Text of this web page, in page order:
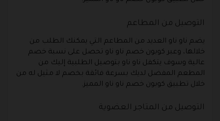
التوصيل من المطاعم
يضم ناو ناو العديد من المطاعم التي يمكنك الطلب من
خلالها، وعبر كوبون خصم ناو ناو تحصل على نسبة خصم
عالية وسوف يتكفل ناو ناو بتوصيل الطلبية إليك من
المطعم المفضل لديك بسرعة فائقة بخصم لا مثيل له من
خلال تطبيق كوبون خصم ناو ناو المميز.
التوصيل من المتاجر العضوية